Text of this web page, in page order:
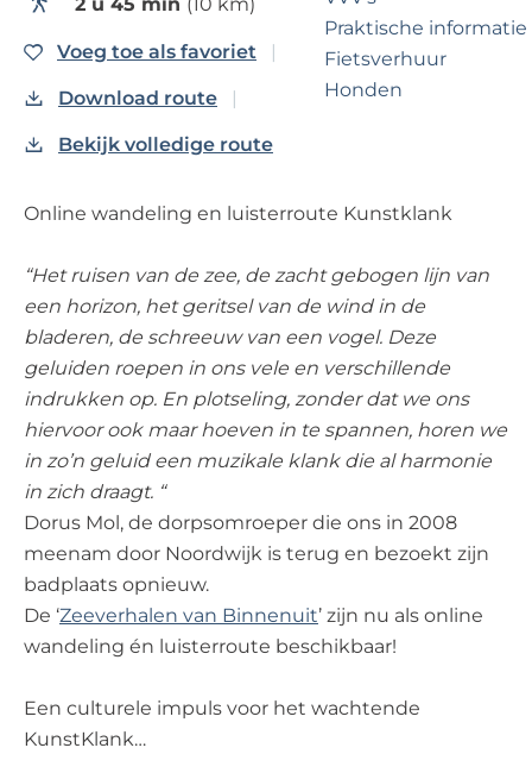
Praktische informatie
Fietsverhuur
Honden
Voeg toe als favoriet Voeg toe als favoriet
Download route
Bekijk volledige route
Online wandeling en luisterroute Kunstklank
“Het ruisen van de zee, de zacht gebogen lijn van
een horizon, het geritsel van de wind in de
bladeren, de schreeuw van een vogel. Deze
geluiden roepen in ons vele en verschillende
indrukken op. En plotseling, zonder dat we ons
hiervoor ook maar hoeven in te spannen, horen we
in zo’n geluid een muzikale klank die al harmonie
in zich draagt. “
Dorus Mol, de dorpsomroeper die ons in 2008
meenam door Noordwijk is terug en bezoekt zijn
badplaats opnieuw.
De ‘Zeeverhalen van Binnenuit’ zijn nu als online
wandeling én luisterroute beschikbaar!
Een culturele impuls voor het wachtende
KunstKlank…